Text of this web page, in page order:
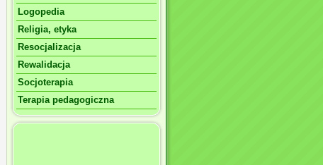
Logopedia
Religia, etyka
Resocjalizacja
Rewalidacja
Socjoterapia
Terapia pedagogiczna